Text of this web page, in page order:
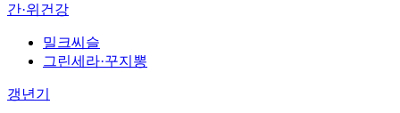
간·위건강
밀크씨슬
그린세라·꾸지뽕
갱년기